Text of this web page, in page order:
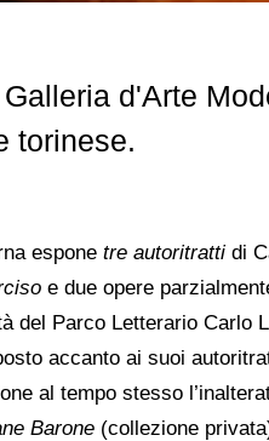
d'Arte
torinese.
espone tre autoritratti di
e due opere
del Parco Letterario Carlo
accanto ai suoi
al tempo stesso
Barone (collezione